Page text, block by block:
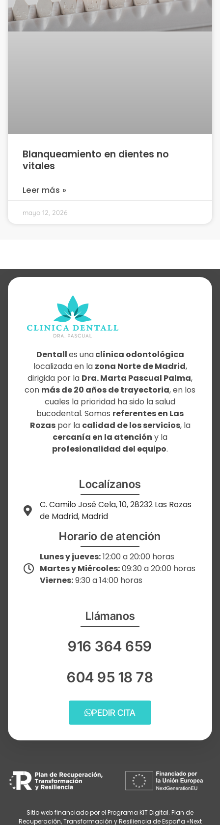
Blanqueamiento en dientes no
vitales
Leer más »
mayo 12, 2026
Dentalles unaclínica odontológica
localizada en la zona Norte de Madrid,
dirigida por la Dra. Marta Pascual Palma,
con más de 20 años de trayectoria, en los
cuales la prioridad ha sido la salud
bucodental. Somos referentes en Las
Rozaspor la calidad de los servicios, la
cercanía en la atención y la
profesionalidad del equipo.
Localízanos
C. Camilo José Cela, 10, 28232 Las Rozas
de Madrid, Madrid
Horario de atención
Lunes y jueves:12:00 a 20:00 horas
Martes y Miércoles:09:30 a 20:00 horas
Viernes:9:30 a 14:00 horas
Llámanos
916 364 659
604 95 18 78
PEDIR CITA
Sitio web financiado por el Programa KIT Digital. Plan de
Recuperación, Transformación y Resiliencia de España «Next